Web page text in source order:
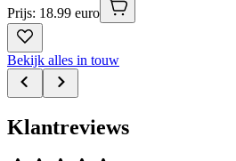
Prijs: 18.99 euro
Bekijk alles in touw
Klantreviews